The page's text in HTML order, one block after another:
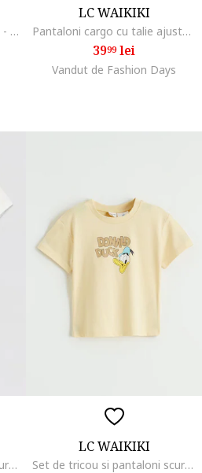
Set de bermude din bumbac - 2 piese, Bej inchis/Bej deschis
LC WAIKIKI
Pantaloni cargo cu talie ajustabila, Maro cognac
3999lei
Vandut de Fashion Days
Set de tricou si pantaloni scurti cu Tom&Jerry - 2 piese, Verde pal/Alb murdar
LC WAIKIKI
Set de tricou si pantaloni scurti cu imprimeu - 2 piese, Crem/Galben inchis